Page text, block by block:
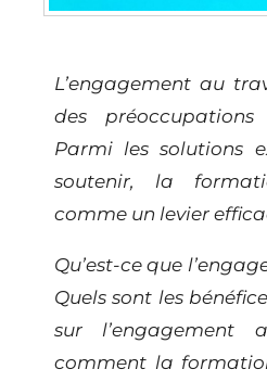
L’engagement au
des préoccupations
Parmi les solutions
soutenir, la
comme un levier
Qu’est-ce que
Quels sont les
sur
comment la